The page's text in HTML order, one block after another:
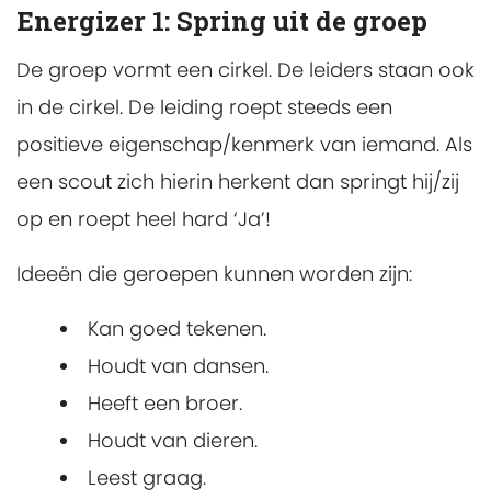
Energizer 1: Spring uit de groep
De groep vormt een cirkel. De leiders staan ook
in de cirkel. De leiding roept steeds een
positieve eigenschap/kenmerk van iemand. Als
een scout zich hierin herkent dan springt hij/zij
op en roept heel hard ‘Ja’!
Ideeën die geroepen kunnen worden zijn:
Kan goed tekenen.
Houdt van dansen.
Heeft een broer.
Houdt van dieren.
Leest graag.